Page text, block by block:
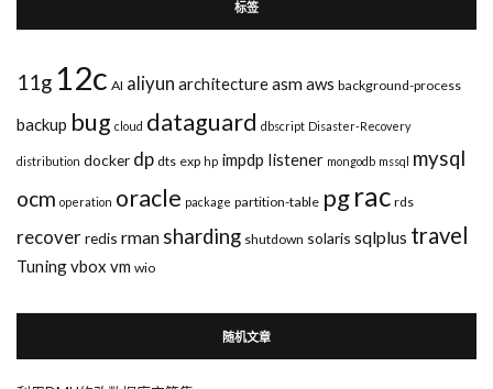
标签
11g 12c AI aliyun architectureasmaws background-process
backup bug cloud dataguard dbscript Disaster-Recovery
distribution docker dp dts exp hp impdp listener mongodb mssql mysql
ocm operation oracle package partition-table pgrac rds
recover redis rman sharding shutdown solaris sqlplus travel
Tuningvbox vm wio
随机文章